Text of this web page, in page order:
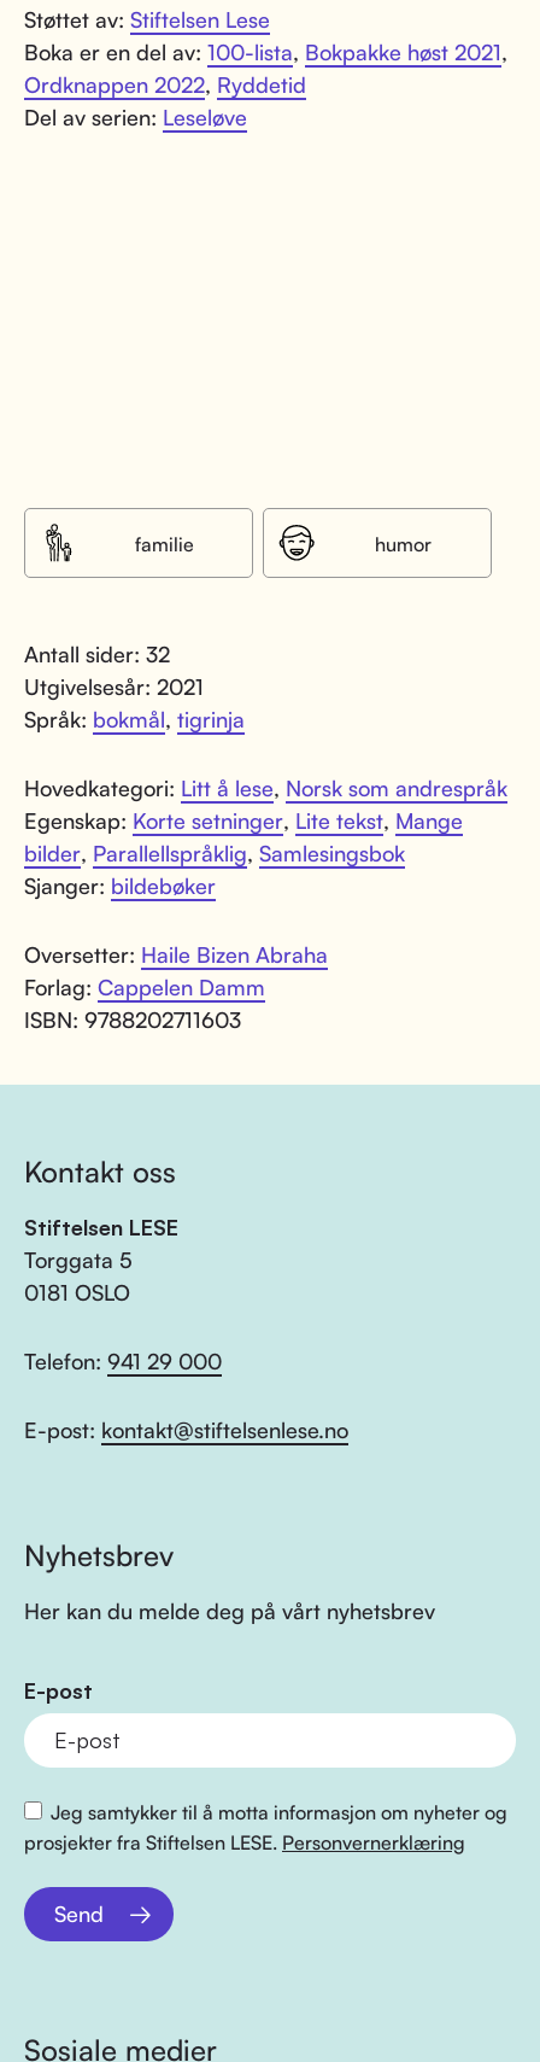
Støttet av: Stiftelsen Lese
Boka er en del av: 100-lista, Bokpakke høst 2021,
Ordknappen 2022, Ryddetid
Del av serien: Leseløve
familie humor
Antall sider: 32
Utgivelsesår: 2021
Språk: bokmål, tigrinja
Hovedkategori: Litt å lese, Norsk som andrespråk
Egenskap: Korte setninger, Lite tekst, Mange
bilder, Parallellspråklig, Samlesingsbok
Sjanger: bildebøker
Oversetter: Haile Bizen Abraha
Forlag: Cappelen Damm
ISBN: 9788202711603
Kontakt oss
Stiftelsen LESE
Torggata 5
0181 OSLO
Telefon: 941 29 000
E-post: kontakt@stiftelsenlese.no
Nyhetsbrev
Her kan du melde deg på vårt nyhetsbrev
E-post
Jeg samtykker til å motta informasjon om nyheter og
prosjekter fra Stiftelsen LESE. Personvernerklæring
Send
Sosiale medier